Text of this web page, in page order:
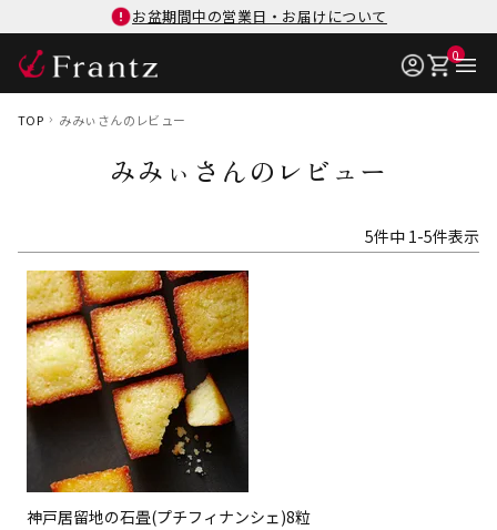
お盆期間中の営業日・お届けについて
0
TOP みみぃさんのレビュー
みみぃさんのレビュー
5件中 1-5件表示
神戸居留地の石畳(プチフィナンシェ)8粒